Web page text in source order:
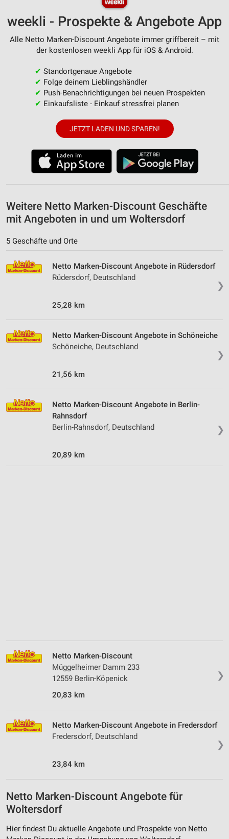
weekli - Prospekte & Angebote App
Alle Netto Marken-Discount Angebote immer griffbereit – mit
der kostenlosen weekli App für iOS & Android.
✔ Standortgenaue Angebote
✔ Folge deinem Lieblingshändler
✔ Push-Benachrichtigungen bei neuen Prospekten
✔ Einkaufsliste - Einkauf stressfrei planen
JETZT LADEN UND SPAREN!
Weitere Netto Marken-Discount Geschäfte
mit Angeboten in und um Woltersdorf
5 Geschäfte und Orte
❯
Netto Marken-Discount Angebote in Rüdersdorf
Rüdersdorf, Deutschland
25,28 km
❯
Netto Marken-Discount Angebote in Schöneiche
Schöneiche, Deutschland
21,56 km
❯
Netto Marken-Discount Angebote in Berlin-
Rahnsdorf
Berlin-Rahnsdorf, Deutschland
20,89 km
❯
Netto Marken-Discount
Müggelheimer Damm 233
12559 Berlin-Köpenick
20,83 km
❯
Netto Marken-Discount Angebote in Fredersdorf
Fredersdorf, Deutschland
23,84 km
Netto Marken-Discount Angebote für
Woltersdorf
Hier findest Du aktuelle Angebote und Prospekte von Netto